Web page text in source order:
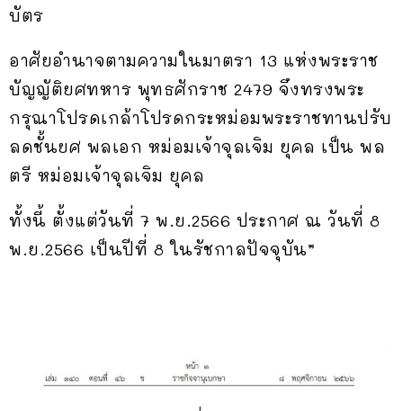
บัตร
อาศัยอำนาจตามความในมาตรา 13 แห่งพระราช
บัญญัติยศทหาร พุทธศักราช 2479 จึงทรงพระ
กรุณาโปรดเกล้าโปรดกระหม่อมพระราชทานปรับ
ลดชั้นยศ พลเอก หม่อมเจ้าจุลเจิม ยุคล เป็น พล
ตรี หม่อมเจ้าจุลเจิม ยุคล
ทั้งนี้ ตั้งแต่วันที่ 7 พ.ย.2566 ประกาศ ณ วันที่ 8
พ.ย.2566 เป็นปีที่ 8 ในรัชกาลปัจจุบัน”